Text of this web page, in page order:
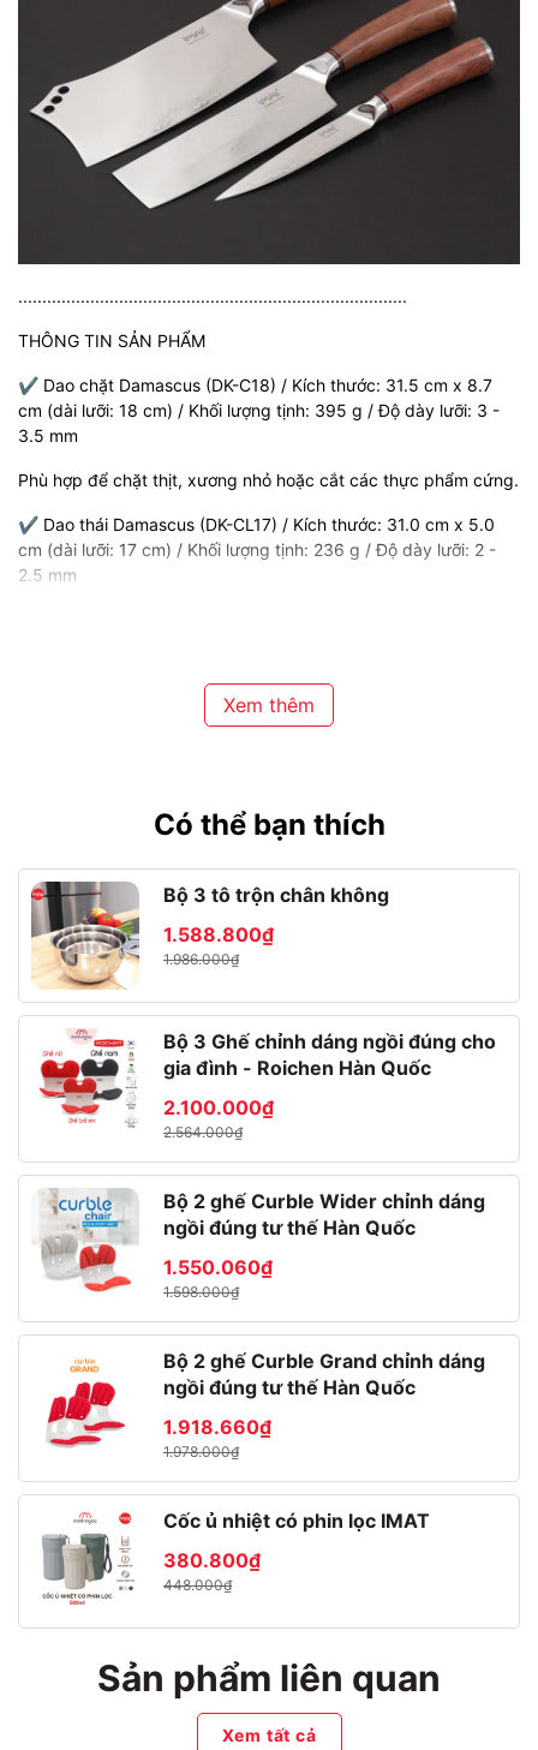
.................................................................................
THÔNG TIN SẢN PHẨM
✔️ Dao chặt Damascus (DK-C18) / Kích thước: 31.5 cm x 8.7
cm (dài lưỡi: 18 cm) / Khối lượng tịnh: 395 g / Độ dày lưỡi: 3 -
3.5 mm
Phù hợp để chặt thịt, xương nhỏ hoặc cắt các thực phẩm cứng.
✔️ Dao thái Damascus (DK-CL17) / Kích thước: 31.0 cm x 5.0
cm (dài lưỡi: 17 cm) / Khối lượng tịnh: 236 g / Độ dày lưỡi: 2 -
2.5 mm
(dài lưỡi: 12 cm) / Khối lượng tịnh: 115 g / Độ dày lưỡi: 2 - 2.5
.................................................................................
Xem thêm
Có thể bạn thích
Bộ 3 tô trộn chân không
1.588.800₫
1.986.000₫
Bộ 3 Ghế chỉnh dáng ngồi đúng cho
gia đình - Roichen Hàn Quốc
2.100.000₫
2.564.000₫
Bộ 2 ghế Curble Wider chỉnh dáng
ngồi đúng tư thế Hàn Quốc
1.550.060₫
1.598.000₫
Bộ 2 ghế Curble Grand chỉnh dáng
ngồi đúng tư thế Hàn Quốc
1.918.660₫
1.978.000₫
Cốc ủ nhiệt có phin lọc IMAT
380.800₫
448.000₫
Sản phẩm liên quan
Xem tất cả